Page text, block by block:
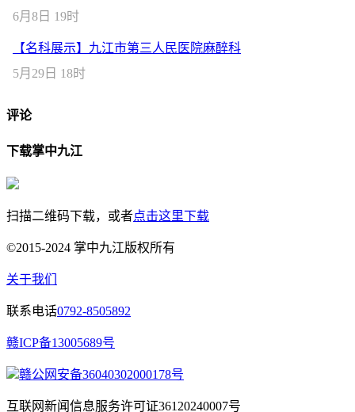
6月8日 19时
【名科展示】九江市第三人民医院麻醉科
5月29日 18时
评论
下载掌中九江
扫描二维码下载，或者点击这里下载
©2015-2024 掌中九江版权所有
关于我们
联系电话0792-8505892
赣ICP备13005689号
赣公网安备36040302000178号
互联网新闻信息服务许可证36120240007号